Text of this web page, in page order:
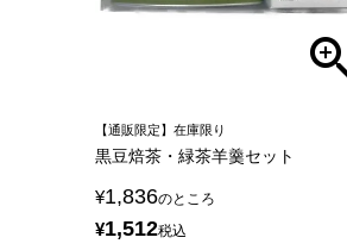
【通販限定】在庫限り
黒豆焙茶・緑茶羊羹セット
¥1,836のところ
¥1,512税込